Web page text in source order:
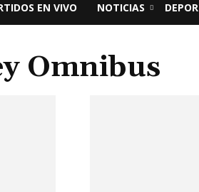
EN VIVO NOTICIAS
Omnibus